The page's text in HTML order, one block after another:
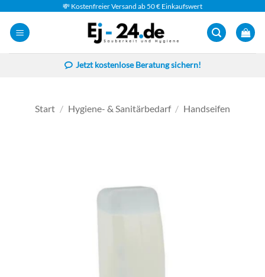
Inhalt
springen
💸 Kostenfreier Versand ab 50 € Einkaufswert
Jetzt kostenlose Beratung sichern!
Start / Hygiene- & Sanitärbedarf / Handseifen